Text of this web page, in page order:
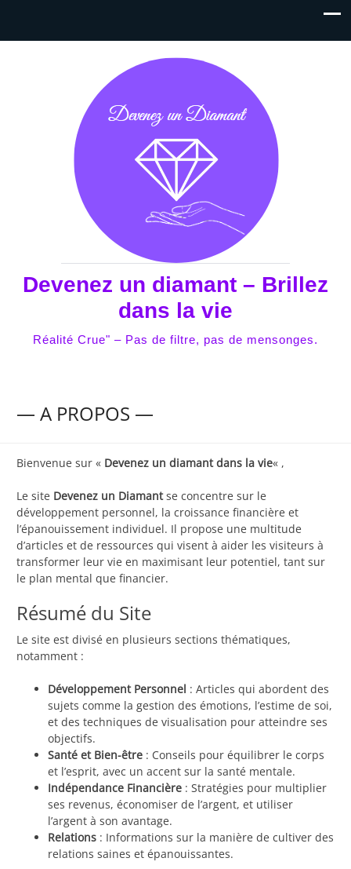
Devenez un diamant – Brillez
dans la vie
Réalité Crue" – Pas de filtre, pas de mensonges.
— A PROPOS —
Bienvenue sur « Devenez un diamant dans la vie« ,
Le site Devenez un Diamantse concentre sur le
développement personnel, la croissance financière et
l’épanouissement individuel. Il propose une multitude
d’articles et de ressources qui visent à aider les visiteurs à
transformer leur vie en maximisant leur potentiel, tant sur
le plan mental que financier.
Résumé du Site
Le site est divisé en plusieurs sections thématiques,
notamment :
Développement Personnel : Articles qui abordent des
sujets comme la gestion des émotions, l’estime de soi,
et des techniques de visualisation pour atteindre ses
objectifs.
Santé et Bien-être : Conseils pour équilibrer le corps
et l’esprit, avec un accent sur la santé mentale.
Indépendance Financière : Stratégies pour multiplier
ses revenus, économiser de l’argent, et utiliser
l’argent à son avantage.
Relations : Informations sur la manière de cultiver des
relations saines et épanouissantes.